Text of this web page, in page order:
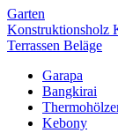
Garten
Konstruktionsholz
Terrassen Beläge
Garapa
Bangkirai
Kebony